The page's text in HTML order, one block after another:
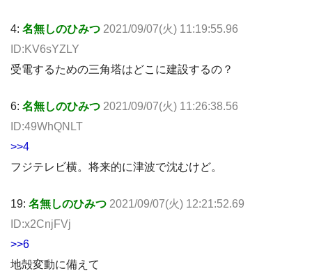
4: 名無しのひみつ 2021/09/07(火) 11:19:55.96
ID:KV6sYZLY
受電するための三角塔はどこに建設するの？
6: 名無しのひみつ 2021/09/07(火) 11:26:38.56
ID:49WhQNLT
>>4
フジテレビ横。将来的に津波で沈むけど。
19: 名無しのひみつ 2021/09/07(火) 12:21:52.69
ID:x2CnjFVj
>>6
地殻変動に備えて